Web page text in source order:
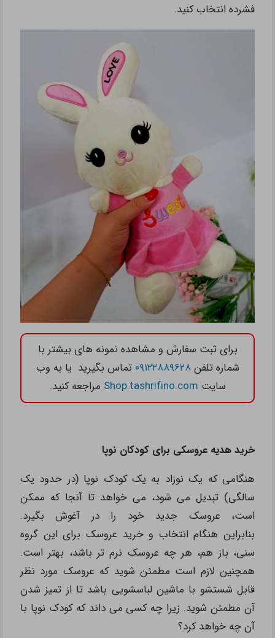
فشرده انتخاب کنید.
برای ثبت سفارش و مشاهده نمونه های بیشتر با
شماره تلفن۰۹۱۲۲۸۸۹۶۲۸ تماس بگیرید یا به وب
سایت Shop.tashrifino.com مراجعه کنید.
خرید هدیه عروسکی برای کودکان نوپا
هنگامی که یک نوزاد به یک کودک نوپا (در حدود یک
سالگی) تبدیل می شود، می خواهد تا آنجا که ممکن
است، عروسک جدید خود را در آغوش بگیرد.
بنابراین هنگام انتخاب و خرید عروسک برای این گروه
سنی، باز هم، هر چه عروسک نرم تر باشد، بهتر است.
همچنین لازم است مطمئن شوید که عروسک مورد نظر
قابل شستشو با ماشین لباسشویی باشد تا از تمیز شدن
آن مطمئن شوید. زیرا چه کسی می داند که کودک نوپا با
آن چه خواهد کرد؟